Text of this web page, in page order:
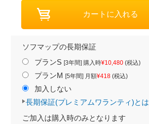
ソフマップの長期保証
プランS [3年間] 購入時¥10,480(税込)
プランM [5年間] 月額¥418(税込)
加入しない
長期保証(プレミアムワランティ)とは
ご加入は購入時のみとなります